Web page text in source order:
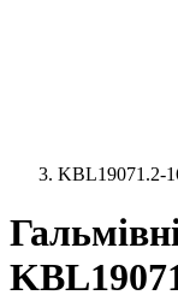
KBL19071.2-